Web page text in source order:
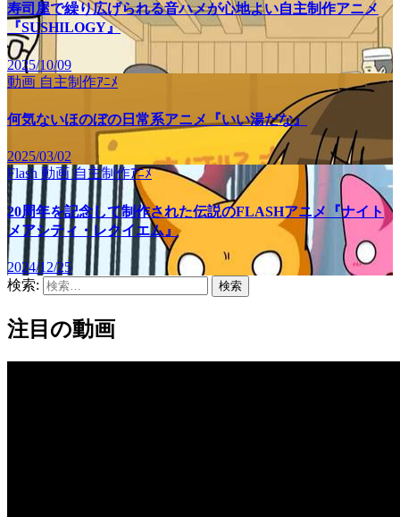
寿司屋で繰り広げられる音ハメが心地よい自主制作アニメ
『SUSHILOGY』
2025/10/09
動画 自主制作ｱﾆﾒ
何気ないほのぼの日常系アニメ『いい湯だな』
2025/03/02
Flash 動画自主制作ｱﾆﾒ
20周年を記念して制作された伝説のFLASHアニメ『ナイト
メアシティ・レクイエム』
2024/12/25
検索:
注目の動画